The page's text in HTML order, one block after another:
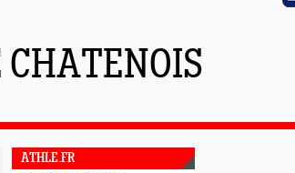
CHATENOIS
ATHLE.FR